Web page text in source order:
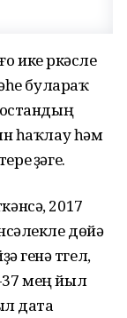
ике үркәсле
булараҡ
һаҡлау һәм
үҙәге.
2017
дөйә
генә түгел,
37 мең йыл
дата